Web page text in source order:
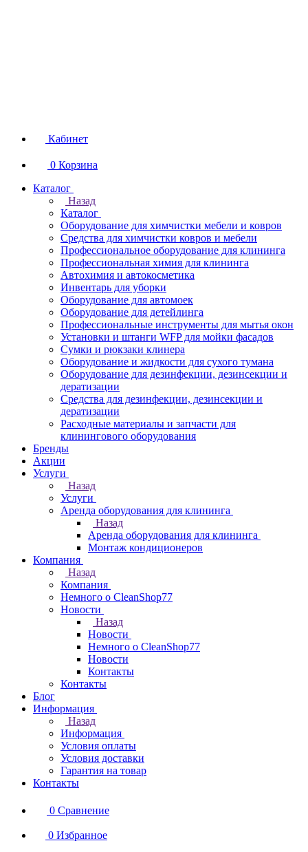
Кабинет
0 Корзина
Каталог
Назад
Каталог
Оборудование для химчистки мебели и ковров
Средства для химчистки ковров и мебели
Профессиональное оборудование для клининга
Профессиональная химия для клининга
Автохимия и автокосметика
Инвентарь для уборки
Оборудование для автомоек
Оборудование для детейлинга
Профессиональные инструменты для мытья окон
Установки и штанги WFP для мойки фасадов
Сумки и рюкзаки клинера
Оборудование и жидкости для сухого тумана
Оборудование для дезинфекции, дезинсекции и
дератизации
Средства для дезинфекции, дезинсекции и
дератизации
Расходные материалы и запчасти для
клинингового оборудования
Бренды
Акции
Услуги
Назад
Услуги
Аренда оборудования для клининга
Назад
Аренда оборудования для клининга
Монтаж кондиционеров
Компания
Назад
Компания
Немного о CleanShop77
Новости
Назад
Новости
Немного о CleanShop77
Новости
Контакты
Контакты
Блог
Информация
Назад
Информация
Условия оплаты
Условия доставки
Гарантия на товар
Контакты
0 Сравнение
0 Избранное